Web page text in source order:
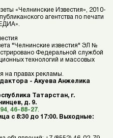
«Челнинские Известия», 2010-
агентства по печати
"Челнинские известия" ЭЛ №
Федеральной службой
технологий и массовых
на правах рекламы.
- Акуева Анжелика
Татарстан, г.
д. 9.
46-88-27
с 8:30 до 17:00. Выходные: